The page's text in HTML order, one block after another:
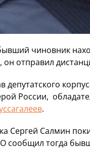
чиновник
он отправил
депутатского
России,
.
Сергей Салмин
сообщил тогда